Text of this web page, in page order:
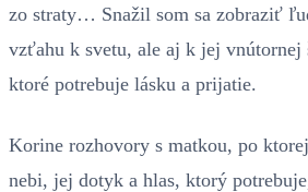
zo straty… Snažil som sa zobraziť
vzťahu k svetu, ale aj k jej
ktoré potrebuje lásku a prijatie.
Korine rozhovory s matkou, po
nebi, jej dotyk a hlas, ktorý